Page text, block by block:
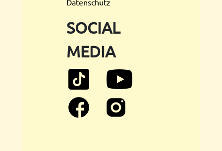
Datenschutz
SOCIAL
MEDIA